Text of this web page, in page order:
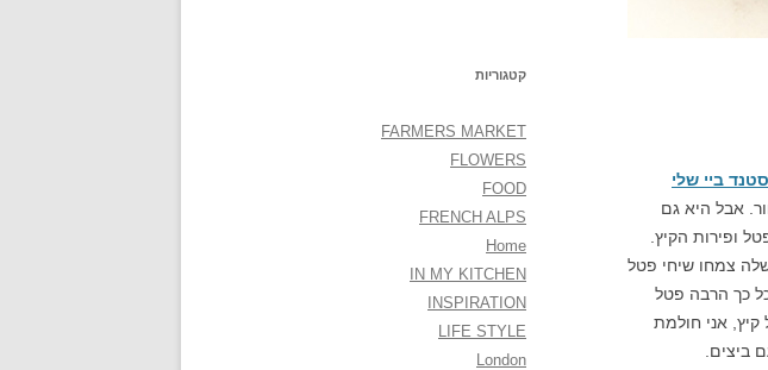
ביי שלי
אבל היא גם
ופירות הקיץ.
צמחו שיחי פטל
כך הרבה פטל
קיץ, אני חולמת
ביצים.
קטגוריות
FARMERS MARKET
FLOWERS
FOOD
FRENCH ALPS
Home
IN MY KITCHEN
INSPIRATION
LIFE STYLE
London